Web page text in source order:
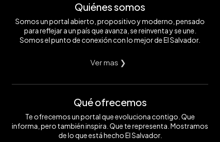
Quiénes somos
Somos un portal abierto, propositivo y moderno, pensado
para reflejar a un país que avanza, se reinventa y se une.
Somos el punto de conexión con lo mejor de El Salvador.
Ver mas ❯
Qué ofrecemos
Te ofrecemos un portal que evoluciona contigo. Que
informa, pero también inspira. Que te representa. Mostramos
de lo que está hecho El Salvador.